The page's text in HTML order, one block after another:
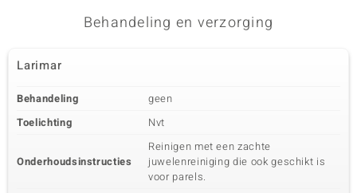
Behandeling en verzorging
Larimar
Behandeling
geen
Toelichting
Nvt
Onderhoudsinstructies
Reinigen met een zachte
juwelenreiniging die ook geschikt is
voor parels.